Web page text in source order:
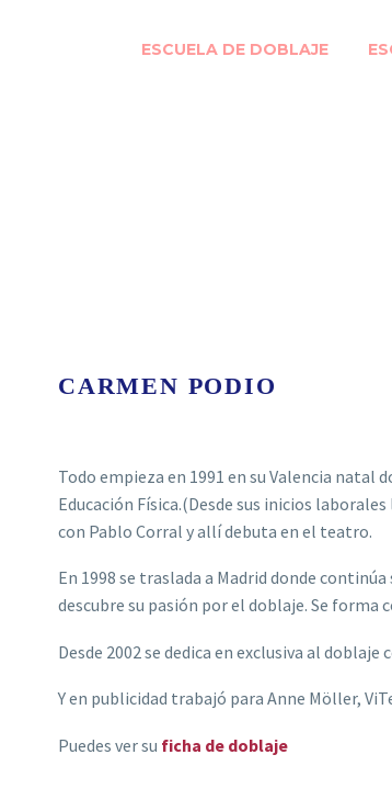
ESCUELA DE DOBLAJE
CARMEN PODIO
Todo empieza en 1991 en su Valencia
Educación Física.(Desde sus inicios
con Pablo Corral y allí debuta en el teatro.
En 1998 se traslada a Madrid donde
descubre su pasión por el doblaje. Se forma
Desde 2002 se dedica en exclusiva al doblaje
Y en publicidad trabajó para Anne Möller,
Puedes ver su ficha de doblaje